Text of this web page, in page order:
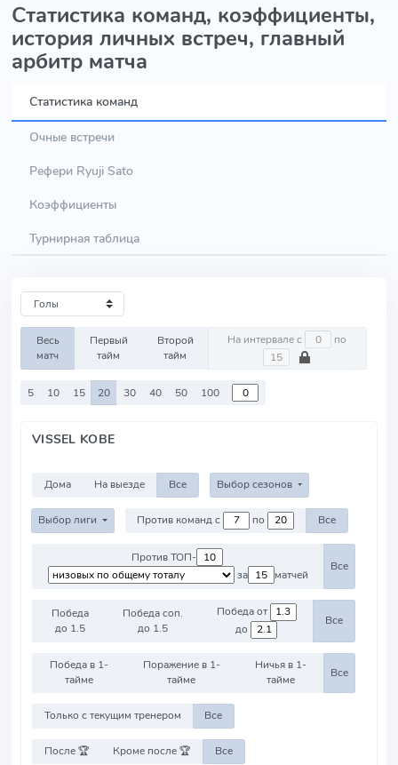
Статистика команд, коэффициенты,
история личных встреч, главный
арбитр матча
Статистика команд
Очные встречи
Рефери Ryuji Sato
Коэффициенты
Турнирная таблица
Весь
матч
Первый
тайм
Второй
тайм
На интервале с по
5 10 15 20 30 40 50 100
VISSEL KOBE
Дома На выезде Все Выбор сезонов
Выбор лиги Против команд с по Все
Против ТОП-
за
матчей
Все
Победа
до 1.5
Победа соп.
до 1.5
Победа от
до
Все
Победа в 1-
тайме
Поражение в 1-
тайме
Ничья в 1-
тайме
Все
Только с текущим тренером Все
После 🏆 Кроме после 🏆 Все